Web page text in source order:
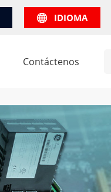
IDIOMA
Contáctenos